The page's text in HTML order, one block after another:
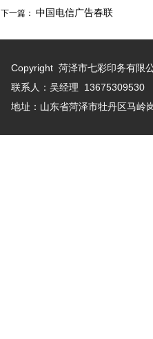
下一篇： 中国电信广告春联
Copyright 菏泽市七彩印务有限
联系人：吴经理
地址：山东省菏泽市牡丹区马